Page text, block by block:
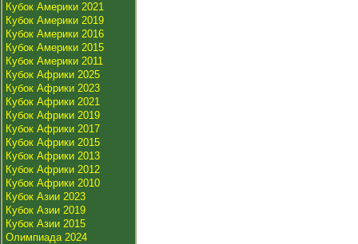
Кубок Америки 2021
Кубок Америки 2019
Кубок Америки 2016
Кубок Америки 2015
Кубок Америки 2011
Кубок Африки 2025
Кубок Африки 2023
Кубок Африки 2021
Кубок Африки 2019
Кубок Африки 2017
Кубок Африки 2015
Кубок Африки 2013
Кубок Африки 2012
Кубок Африки 2010
Кубок Азии 2023
Кубок Азии 2019
Кубок Азии 2015
Олимпиада 2024